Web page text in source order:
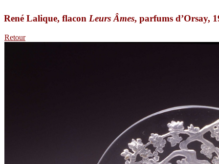
René Lalique, flacon Leurs Âmes, parfums d’Orsay,
Retour